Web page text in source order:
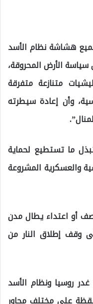
هشاشة نظام الأسد
الأرض المحروقة،
متنازعة متفرقة
وأن إعادة سيطرته
ما تستطيع لحماية
والعسكرية المشروعة
أو اعتداء يطال مدن
وقف إطلاق النار من
روسيا ونظام الأسد
على مختلف محاور